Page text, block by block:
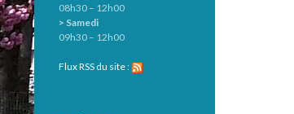
08h30 – 12h00
> Samedi
09h30 – 12h00
Flux RSS du site :